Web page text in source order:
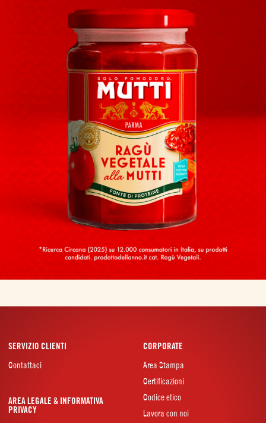
SERVIZIO CLIENTI
Contattaci
CORPORATE
Area Stampa
Certificazioni
Codice etico
Lavora con noi
AREA LEGALE & INFORMATIVA
PRIVACY